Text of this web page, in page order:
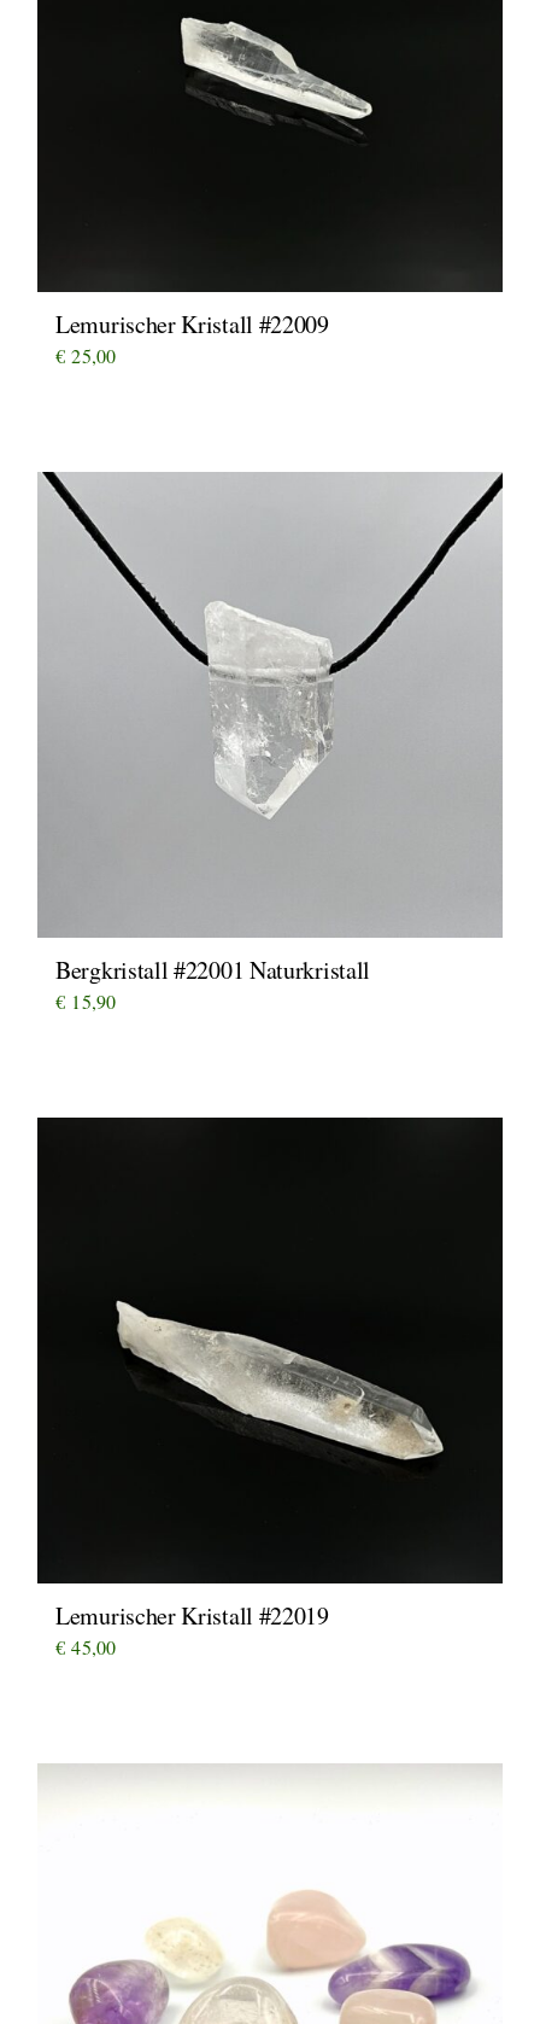
Lemurischer Kristall #22009
€ 25,00
Bergkristall #22001 Naturkristall
€ 15,90
Lemurischer Kristall #22019
€ 45,00